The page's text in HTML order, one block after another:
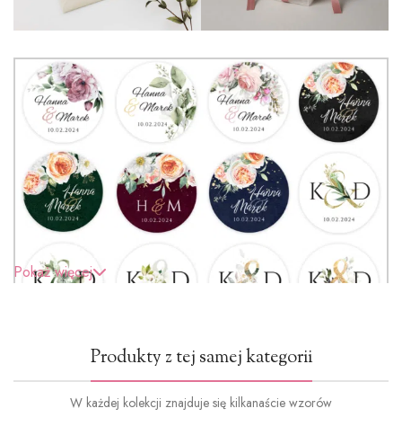
Pokaż więcej
Produkty z tej samej kategorii
W każdej kolekcji znajduje się kilkanaście wzorów